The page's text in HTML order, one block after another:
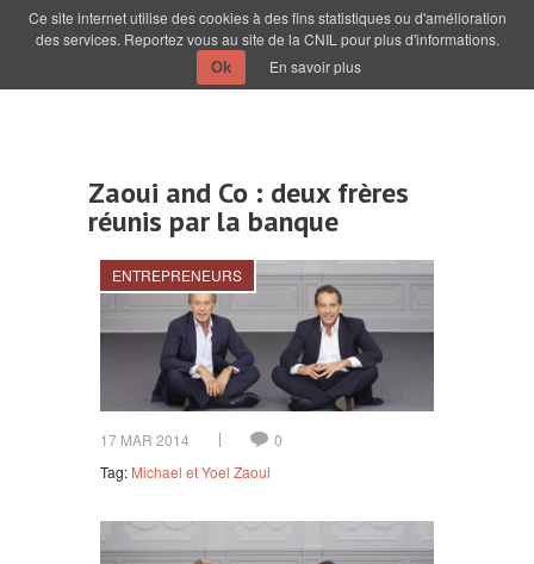
Zaoui and Co : deux frères
réunis par la banque
ENTREPRENEURS
17 MAR 2014
0
Tag: Michael et Yoel Zaoui
Ce site internet utilise des cookies à des fins statistiques ou d'amélioration
des services. Reportez vous au site de la CNIL pour plus d'informations.
Ok En savoir plus